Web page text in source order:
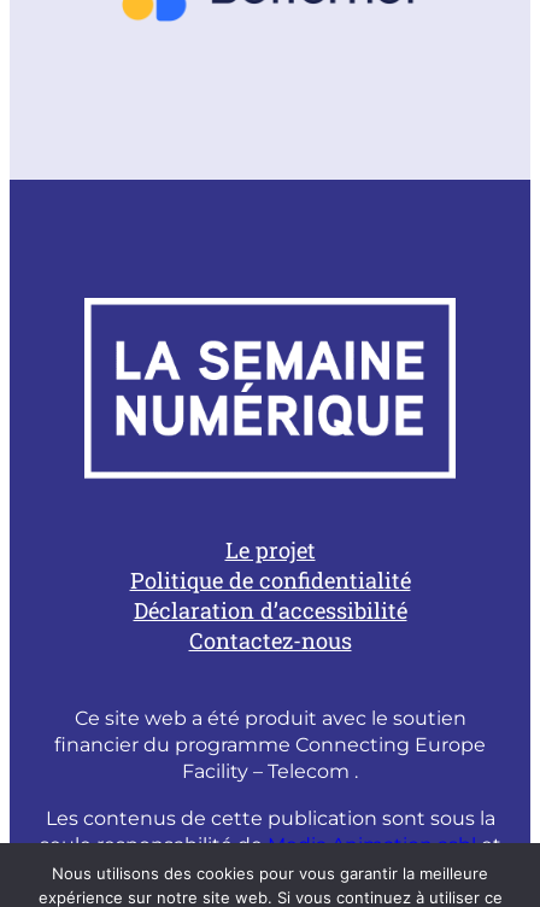
Le projet
Politique de confidentialité
Déclaration d’accessibilité
Contactez-nous
Ce site web a été produit avec le soutien
financier du programme Connecting Europe
Facility – Telecom .
Les contenus de cette publication sont sous la
seule responsabilité deMedia Animation asblet
ne peuvent être considérés comme un reflet
de l’opinion officielle de la Commission
Nous utilisons des cookies pour vous garantir la meilleure
expérience sur notre site web. Si vous continuez à utiliser ce